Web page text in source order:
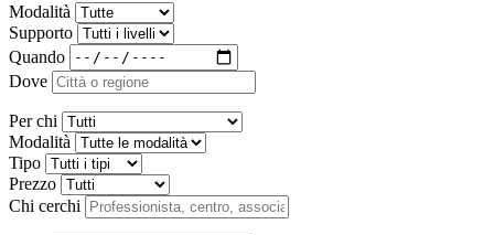
Modalità
Supporto
Quando
Dove
Per chi
Modalità
Tipo
Prezzo
Chi cerchi